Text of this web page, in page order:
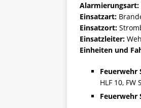
Alarmierungsart:
Einsatzart:
Einsatzort:
Einsatzleiter:
Einheiten und
Feuerwehr
HLF 10, FW
Feuerwehr